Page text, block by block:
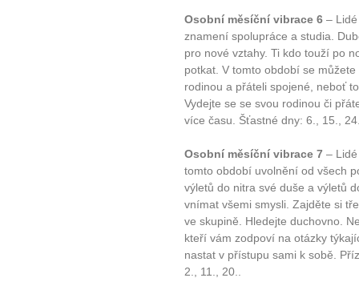
10 tipů
Osobní měsíční vibrace 6 –
znamení spolupráce a studia.
pro nové vztahy. Ti kdo touží po
potkat. V tomto období se
rodinou a přáteli spojené, neboť
Vydejte se se svou rodinou či
více času. Šťastné dny: 6., 15.,
Osobní měsíční vibrace 7 –
tomto období uvolnění od všech
výletů do nitra své duše a výletů
vnímat všemi smysli. Zajděte si
ve skupině. Hledejte duchovno.
kteří vám zodpoví na otázky
nastat v přístupu sami k sobě.
2., 11., 20..